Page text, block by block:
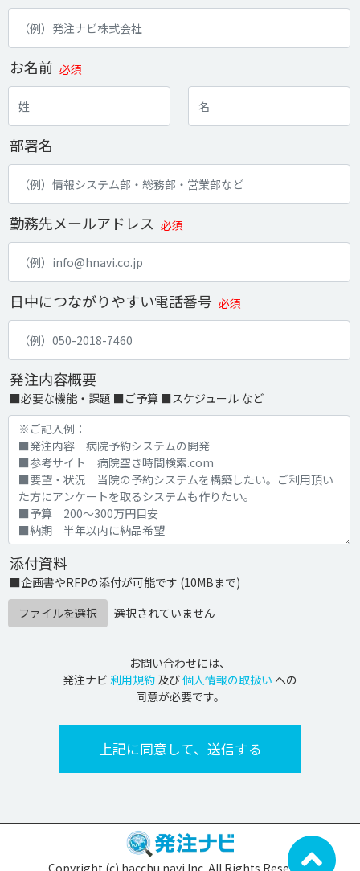
お名前 必須
部署名
勤務先メールアドレス 必須
日中につながりやすい電話番号 必須
発注内容概要
■必要な機能・課題 ■ご予算 ■スケジュール など
添付資料
■企画書やRFPの添付が可能です (10MBまで)
ファイルを選択
選択されていません
お問い合わせには、
発注ナビ 利用規約 及び個人情報の取扱い への
同意が必要です。